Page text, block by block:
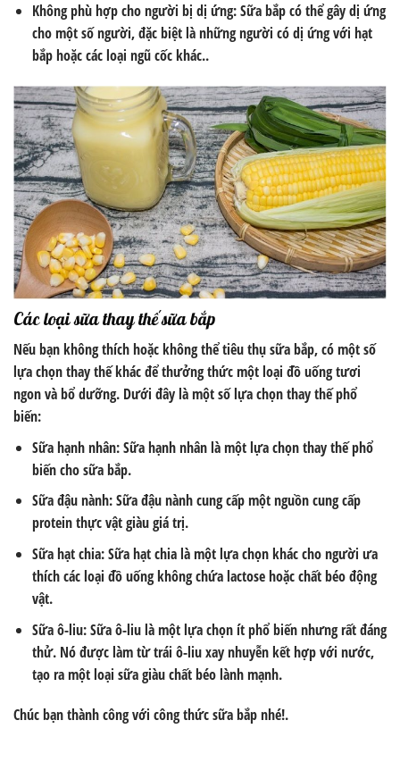
Không phù hợp cho người bị dị ứng: Sữa bắp có thể gây dị ứng
cho một số người, đặc biệt là những người có dị ứng với hạt
bắp hoặc các loại ngũ cốc khác..
Các loại sữa thay thế sữa bắp
Nếu bạn không thích hoặc không thể tiêu thụ sữa bắp, có một số
lựa chọn thay thế khác để thưởng thức một loại đồ uống tươi
ngon và bổ dưỡng. Dưới đây là một số lựa chọn thay thế phổ
biến:
Sữa hạnh nhân: Sữa hạnh nhân là một lựa chọn thay thế phổ
biến cho sữa bắp.
Sữa đậu nành: Sữa đậu nành cung cấp một nguồn cung cấp
protein thực vật giàu giá trị.
Sữa hạt chia: Sữa hạt chia là một lựa chọn khác cho người ưa
thích các loại đồ uống không chứa lactose hoặc chất béo động
vật.
Sữa ô-liu: Sữa ô-liu là một lựa chọn ít phổ biến nhưng rất đáng
thử. Nó được làm từ trái ô-liu xay nhuyễn kết hợp với nước,
tạo ra một loại sữa giàu chất béo lành mạnh.
Chúc bạn thành công với công thức sữa bắp nhé!.